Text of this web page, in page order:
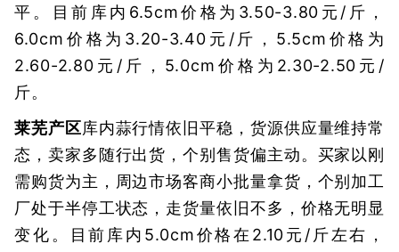
平。目前库内6.5cm价格为3.50-3.80元/斤，
6.0cm价格为3.20-3.40元/斤，5.5cm价格为
2.60-2.80元/斤，5.0cm价格为2.30-2.50元/
斤。
莱芜产区库内蒜行情依旧平稳，货源供应量维持常
态，卖家多随行出货，个别售货偏主动。买家以刚
需购货为主，周边市场客商小批量拿货，个别加工
厂处于半停工状态，走货量依旧不多，价格无明显
变化。目前库内5.0cm价格在2.10元/斤左右，